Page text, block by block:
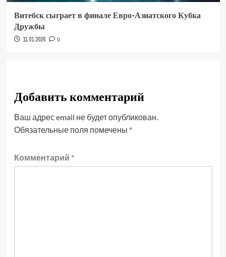
Витебск сыграет в финале Евро-Азиатского Кубка
Дружбы
11.01.2026 0
Добавить комментарий
Ваш адрес email не будет опубликован.
Обязательные поля помечены *
Комментарий *